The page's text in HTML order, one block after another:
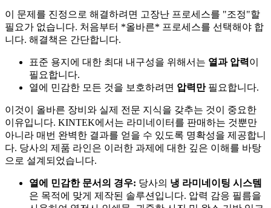
이 문제를 진정으로 해결하려면 고장난 프로세스를 "조정"할
필요가 없습니다. 처음부터 *올바른* 프로세스를 선택해야 합
니다. 해결책은 간단합니다.
표준 용지에 대한 최대 내구성을 위해서는 열과 압력이
필요합니다.
열에 민감한 모든 것을 보호하려면 압력만필요합니다.
이것이 올바른 장비와 실제 전문 지식을 갖추는 것이 중요한
이유입니다. KINTEK에서는 라미네이터를 판매하는 것뿐만
아니라 매번 완벽한 결과를 얻을 수 있도록 명확성을 제공합니
다. 당사의 제품 라인은 이러한 과제에 대한 깊은 이해를 바탕
으로 설계되었습니다.
열에 민감한 문서의 경우: 당사의 냉 라미네이팅 시스템
은 목적에 맞게 제작된 솔루션입니다. 압력 감응 필름을